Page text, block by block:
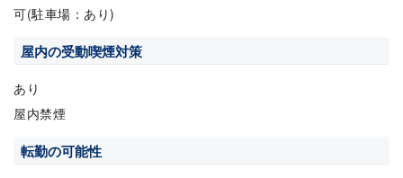
可(駐車場：あり)
屋内の受動喫煙対策
あり
屋内禁煙
転勤の可能性